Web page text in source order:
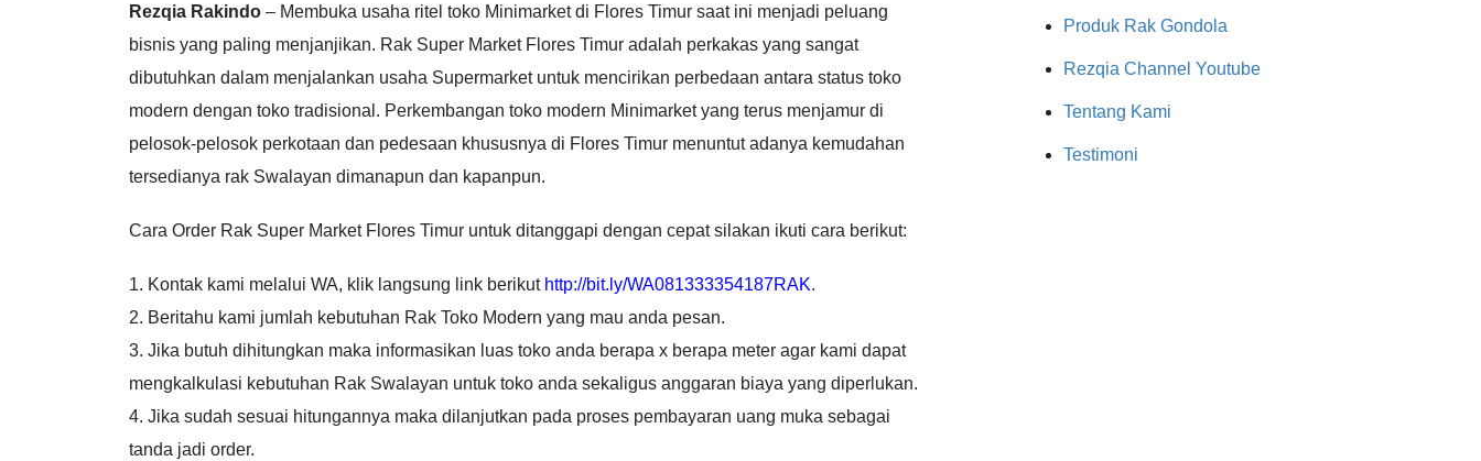
Rezqia Rakindo – Membuka usaha ritel toko Minimarket di Flores Timur saat ini menjadi peluang
bisnis yang paling menjanjikan. Rak Super Market Flores Timur adalah perkakas yang sangat
dibutuhkan dalam menjalankan usaha Supermarket untuk mencirikan perbedaan antara status toko
modern dengan toko tradisional. Perkembangan toko modern Minimarket yang terus menjamur di
pelosok-pelosok perkotaan dan pedesaan khususnya di Flores Timur menuntut adanya kemudahan
tersedianya rak Swalayan dimanapun dan kapanpun.
Cara Order Rak Super Market Flores Timur untuk ditanggapi dengan cepat silakan ikuti cara berikut:
1. Kontak kami melalui WA, klik langsung link berikut http://bit.ly/WA081333354187RAK.
2. Beritahu kami jumlah kebutuhan Rak Toko Modern yang mau anda pesan.
3. Jika butuh dihitungkan maka informasikan luas toko anda berapa x berapa meter agar kami dapat
mengkalkulasi kebutuhan Rak Swalayan untuk toko anda sekaligus anggaran biaya yang diperlukan.
4. Jika sudah sesuai hitungannya maka dilanjutkan pada proses pembayaran uang muka sebagai
tanda jadi order.
Produk Rak Gondola
Rezqia Channel Youtube
Tentang Kami
Testimoni